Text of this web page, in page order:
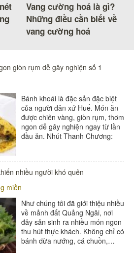
Vang cường hoá là gì?
Những điều cần biết về
vang cường hoá
giòn rụm dễ gây nghiện số 1
Bánh khoái là đặc sản đặc biệt
của người dân xứ Huế. Món ăn
được chiên vàng, giòn rụm, thơm
ngon dễ gây nghiện ngay từ lần
đầu ăn. Nhút Thanh Chương:
nhiều người khó quên
miền
Như chúng tôi đã giới thiệu nhiều
về mảnh đất Quảng Ngãi, nơi
đây sản sinh ra nhiều món ngon
thu hút thực khách. Không chỉ có
bánh dừa nướng, cá chuồn,…